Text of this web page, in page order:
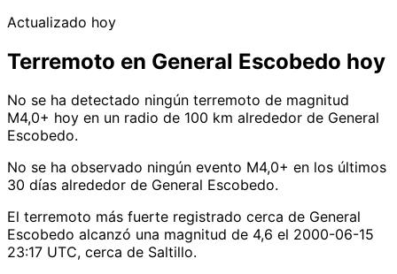
Actualizado hoy
Terremoto en General Escobedo hoy
No se ha detectado ningún terremoto de magnitud
M4,0+ hoy en un radio de 100 km alrededor de General
Escobedo.
No se ha observado ningún evento M4,0+ en los últimos
30 días alrededor de General Escobedo.
El terremoto más fuerte registrado cerca de General
Escobedo alcanzó una magnitud de 4,6 el 2000-06-15
23:17 UTC, cerca de Saltillo.